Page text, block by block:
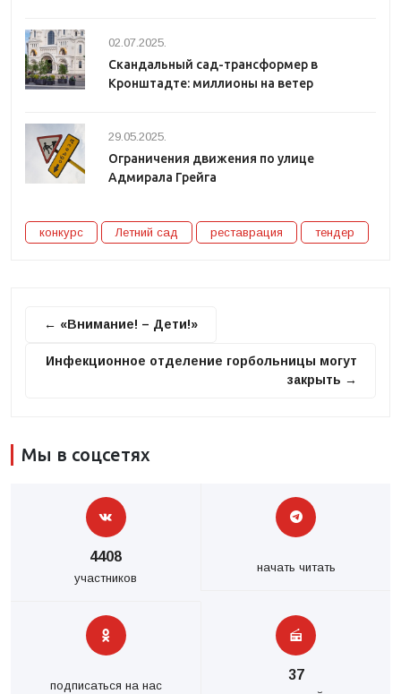
02.07.2025.
Скандальный сад-трансформер в
Кронштадте: миллионы на ветер
29.05.2025.
Ограничения движения по улице
Адмирала Грейга
конкурс Летний сад реставрация тендер
← «Внимание! – Дети!»
Инфекционное отделение горбольницы могут
закрыть →
Мы в соцсетях
4408
участников
начать читать
подписаться на нас
37